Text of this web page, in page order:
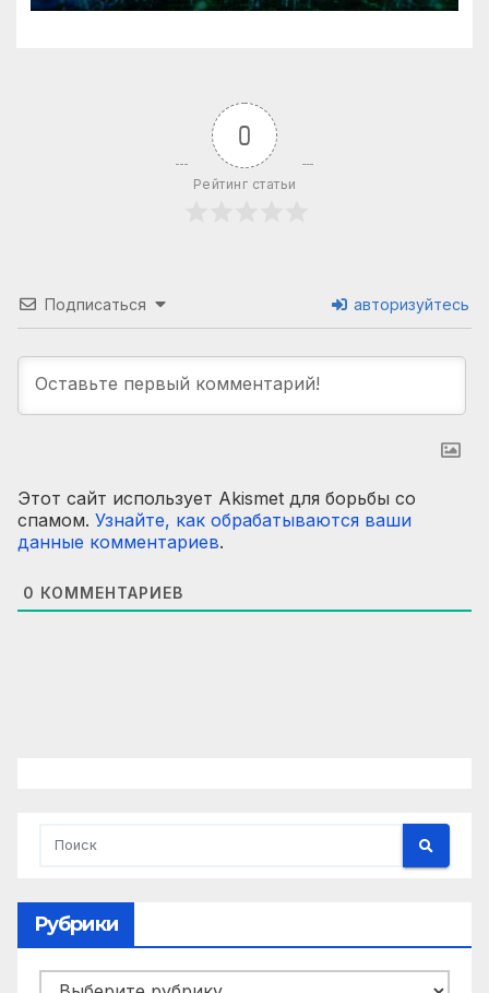
0
Рейтинг статьи
Подписаться авторизуйтесь
Этот сайт использует Akismet для борьбы со
спамом. Узнайте, как обрабатываются ваши
данные комментариев.
0 КОММЕНТАРИЕВ
Рубрики
Рубрики